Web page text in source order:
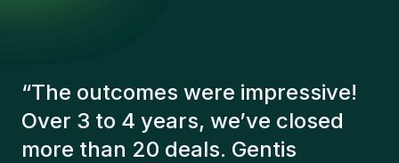
“The Gentis consultants have
always taken a number of factors
into account in order to present us